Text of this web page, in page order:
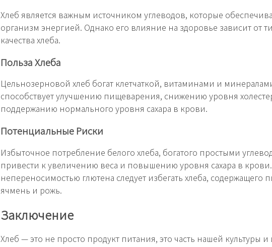
Хлеб является важным источником углеводов, которые
организм энергией. Однако его влияние на здоровье зависит от
качества хлеба.
Польза Хлеба
Цельнозерновой хлеб богат клетчаткой, витаминами и
способствует улучшению пищеварения, снижению уровня
поддержанию нормального уровня сахара в крови.
Потенциальные Риски
Избыточное потребление белого хлеба, богатого простыми
привести к увеличению веса и повышению уровня сахара в
непереносимостью глютена следует избегать хлеба, содержащего
ячмень и рожь.
Заключение
Хлеб — это не просто продукт питания, это часть нашей культуры